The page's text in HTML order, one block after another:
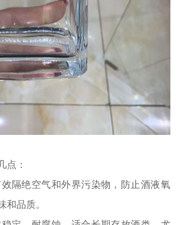
点：
隔绝空气和外界污染物，防止酒液氧
和品质。